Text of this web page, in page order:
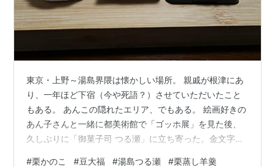
東京・上野～湯島界隈は懐かしい場所。 親戚が根津にあ
り、一年ほど下宿（今や死語？）させていただいたこと
もある。 あんこの隠れたエリア、でもある。 絵画好きの
あん子さんと一緒に都美術館で「ゴッホ展」を見た後、
久しぶりに「御菓子司 つる瀬」に立ち寄った。金文字の
#栗かのこ #豆大福 #湯島つる瀬 #栗蒸し羊羹